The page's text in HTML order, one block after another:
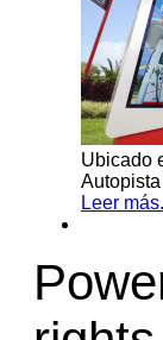
Ubicado
Leer